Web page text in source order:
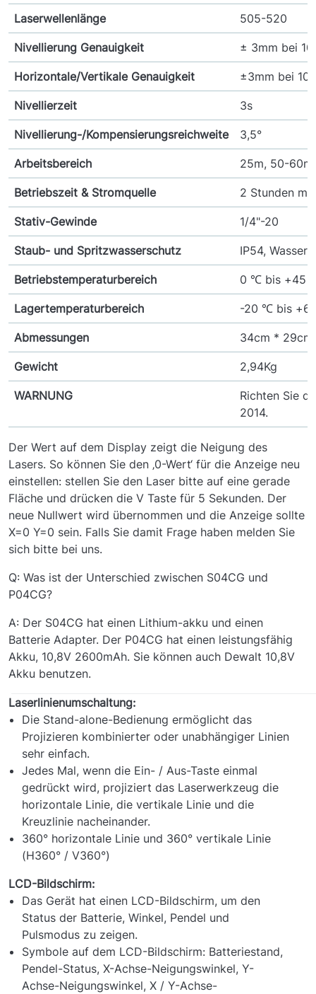
Laserwellenlänge 505-520
Nivellierung Genauigkeit ± 3mm bei
Horizontale/Vertikale Genauigkeit ±3mm bei
Nivellierzeit 3s
Nivellierung-/Kompensierungsreichweite 3,5°
Arbeitsbereich 25m, 50-60m
Betriebszeit & Stromquelle 2 Stunden
Stativ-Gewinde 1/4"-20
Staub- und Spritzwasserschutz IP54,
Betriebstemperaturbereich 0 ℃ bis +45
Lagertemperaturbereich -20 ℃ bis
Abmessungen 34cm * 29cm
Gewicht 2,94Kg
WARNUNG
Richten Sie
2014.
Der Wert auf dem Display zeigt die Neigung des
Lasers. So können Sie den ‚0-Wert‘ für die Anzeige neu
einstellen: stellen Sie den Laser bitte auf eine gerade
Fläche und drücken die V Taste für 5 Sekunden. Der
neue Nullwert wird übernommen und die Anzeige sollte
X=0 Y=0 sein. Falls Sie damit Frage haben melden Sie
sich bitte bei uns.
Q: Was ist der Unterschied zwischen S04CG und
P04CG?
A: Der S04CG hat einen Lithium-akku und einen
Batterie Adapter. Der P04CG hat einen leistungsfähig
Akku, 10,8V 2600mAh. Sie können auch Dewalt 10,8V
Akku benutzen.
Laserlinienumschaltung:
Die Stand-alone-Bedienung ermöglicht das
Projizieren kombinierter oder unabhängiger Linien
sehr einfach.
Jedes Mal, wenn die Ein- / Aus-Taste einmal
gedrückt wird, projiziert das Laserwerkzeug die
horizontale Linie, die vertikale Linie und die
Kreuzlinie nacheinander.
360° horizontale Linie und 360° vertikale Linie
(H360° / V360°)
LCD-Bildschirm:
Das Gerät hat einen LCD-Bildschirm, um den
Status der Batterie, Winkel, Pendel und
Pulsmodus zu zeigen.
Symbole auf dem LCD-Bildschirm: Batteriestand,
Pendel-Status, X-Achse-Neigungswinkel, Y-
Achse-Neigungswinkel, X / Y-Achse-